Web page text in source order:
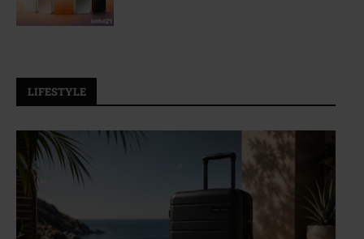
LIFESTYLE